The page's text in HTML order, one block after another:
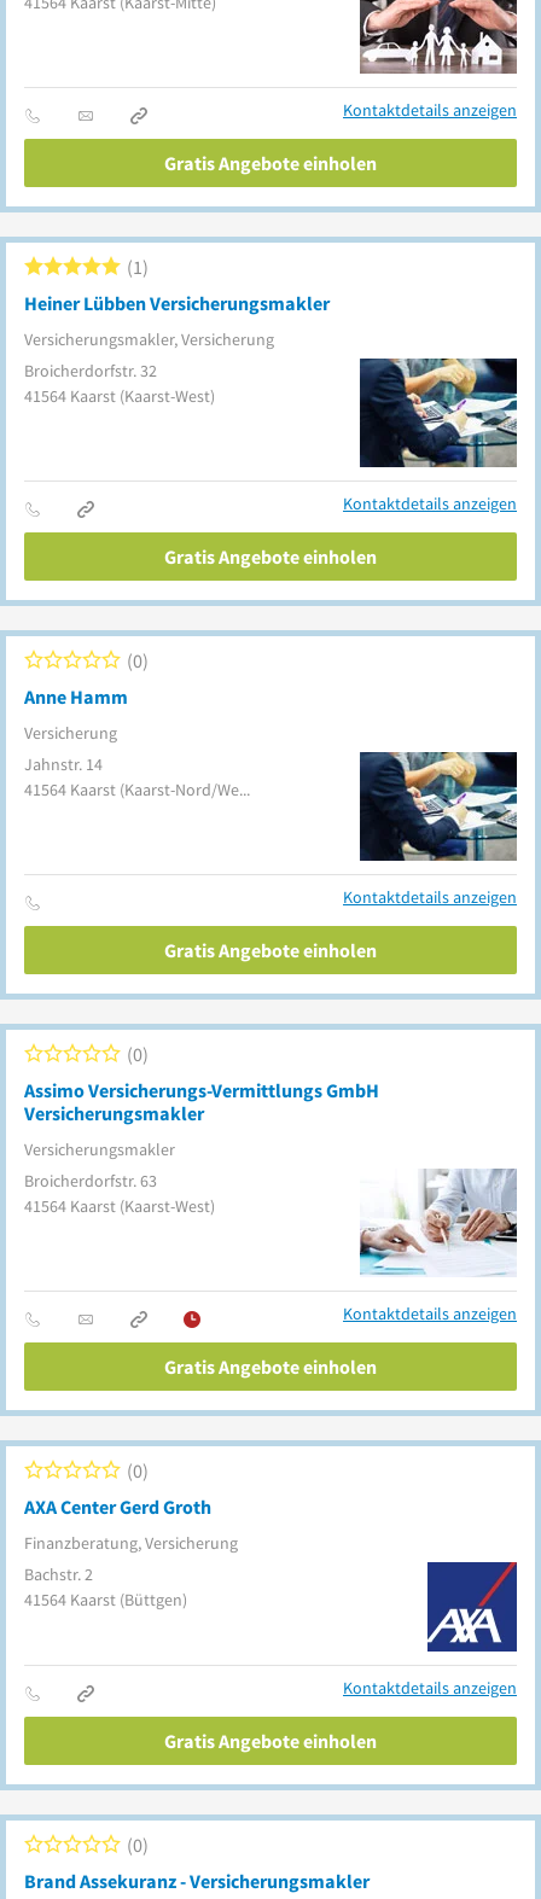
Kontaktdetails anzeigen
Gratis Angebote einholen
Heiner Lübben Versicherungsmakler
Versicherungsmakler, Versicherung
1
Broicherdorfstr. 32
41564 Kaarst (Kaarst-West)
Kontaktdetails anzeigen
Gratis Angebote einholen
Anne Hamm
Versicherung
0
Jahnstr. 14
41564 Kaarst (Kaarst-Nord/West)
Kontaktdetails anzeigen
Gratis Angebote einholen
Assimo Versicherungs-Vermittlungs GmbH
Versicherungsmakler
Versicherungsmakler
0
Broicherdorfstr. 63
41564 Kaarst (Kaarst-West)
Kontaktdetails anzeigen
Gratis Angebote einholen
AXA Center Gerd Groth
Finanzberatung, Versicherung
0
Bachstr. 2
41564 Kaarst (Büttgen)
Kontaktdetails anzeigen
Gratis Angebote einholen
Brand Assekuranz - Versicherungsmakler
0